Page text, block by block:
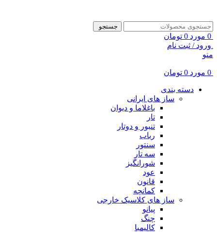
جستجو
0 مورد 0 تومان
ورود / ثبت نام
منو
0 مورد 0 تومان
دسته بندی
ساز های ایرانی
باغلاما و دیوان
تار
تنبور و دوتار
رباب
سنتور
سه تار
شورانگیز
عود
قانون
کمانچه
ساز های کلاسیک خارجی
پیانو
چنگ
کالیمبا